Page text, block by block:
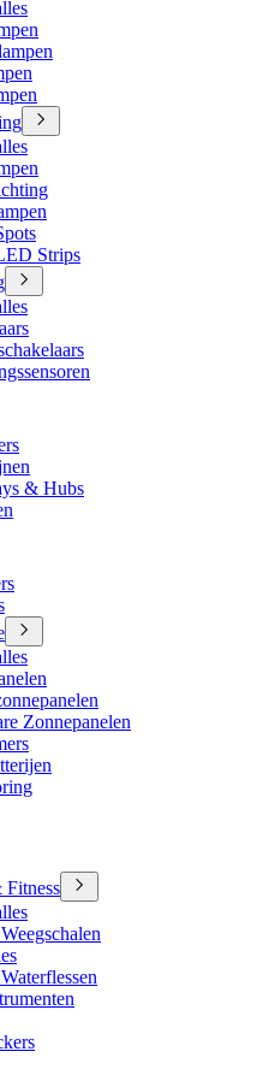
Strips
& Hubs
Zonnepanelen
Fitness